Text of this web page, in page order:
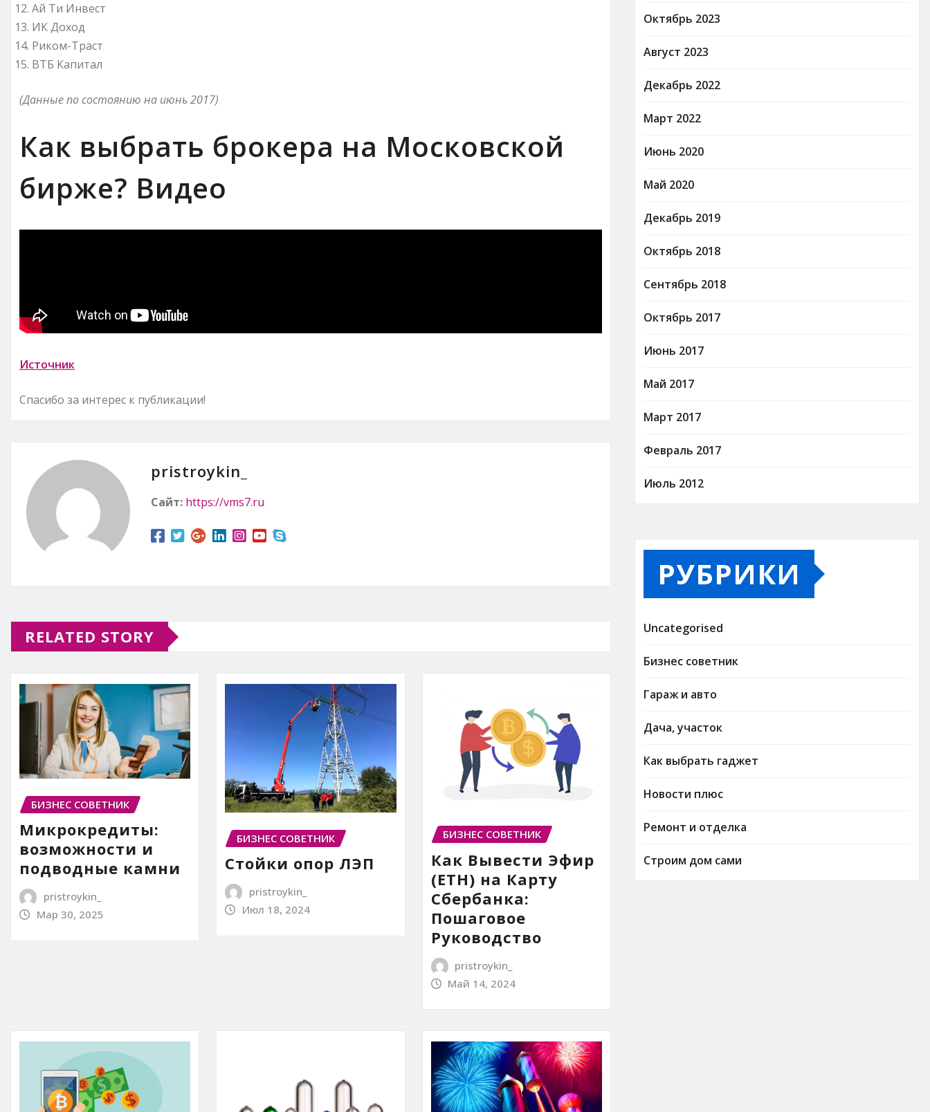
Ай Ти Инвест
ИК Доход
Риком-Траст
ВТБ Капитал
(Данные по состоянию на июнь 2017)
Как выбрать брокера на Московской
бирже? Видео
Источник
Спасибо за интерес к публикации!
pristroykin_
Сайт: https://vms7.ru
RELATED STORY
БИЗНЕС СОВЕТНИК
Микрокредиты:
возможности и
подводные камни
pristroykin_
Мар 30, 2025
БИЗНЕС СОВЕТНИК
Стойки опор ЛЭП
pristroykin_
Июл 18, 2024
БИЗНЕС СОВЕТНИК
Как Вывести Эфир
(ETH) на Карту
Сбербанка:
Пошаговое
Руководство
pristroykin_
Май 14, 2024
Октябрь 2023
Август 2023
Декабрь 2022
Март 2022
Июнь 2020
Май 2020
Декабрь 2019
Октябрь 2018
Сентябрь 2018
Октябрь 2017
Июнь 2017
Май 2017
Март 2017
Февраль 2017
Июль 2012
РУБРИКИ
Uncategorised
Бизнес советник
Гараж и авто
Дача, участок
Как выбрать гаджет
Новости плюс
Ремонт и отделка
Строим дом сами